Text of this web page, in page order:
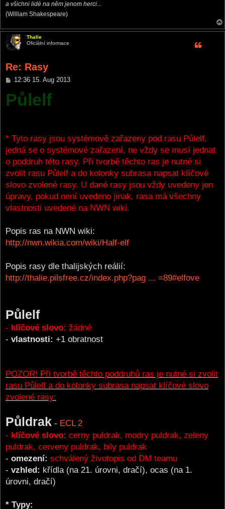
a všichni lidé na něm jenom herci...
(William Shakespeare)
Thalie
Oficiální informace
Re: Rasy
P
s
t
12:36 15. Aug 2013
Půlelf
* Tyto rasy jsou systémově zařazeny pod rasu Půlelf,
jedná se o systémové zařazení, ne vždy se musí jednat
o poddruh této rasy. Při tvorbě těchto ras je nutné si
zvolit rasu Půlelf a do kolonky subrasa napsat klíčové
slovo zvolené rasy. U dané rasy jsou vždy uvedeny jen
úpravy, pokud není uvedeno jinak, rasa má všechny
vlastnosti uvedené na NWN wiki.
Popis ras na NWN wiki:
http://nwn.wikia.com/wiki/Half-elf
Popis rasy dle thalijských reálií:
http://thalie.pilsfree.cz/index.php?pag ... =89#elfove
Půlelf
- klíčové slovo: žádné
- vlastnosti: +1 obratnost
POZOR! Při tvorbě těchto poddruhů ras je nutné si zvolit
rasu Půlelf a do kolonky subrasa napsat klíčové slovo
zvolené rasy:
Půldrak - ECL 2
- klíčové slovo: cerny puldrak, modry puldrak, zeleny
puldrak, cerveny puldrak, bily puldrak
- omezení: schválený životopis od DM teamu
- vzhled: křídla (na 21. úrovni, dračí), ocas (na 1.
úrovni, dračí)
* Typy: